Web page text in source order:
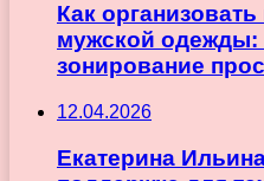
Как
мужской
зонирование
12.04.2026
Екатерина